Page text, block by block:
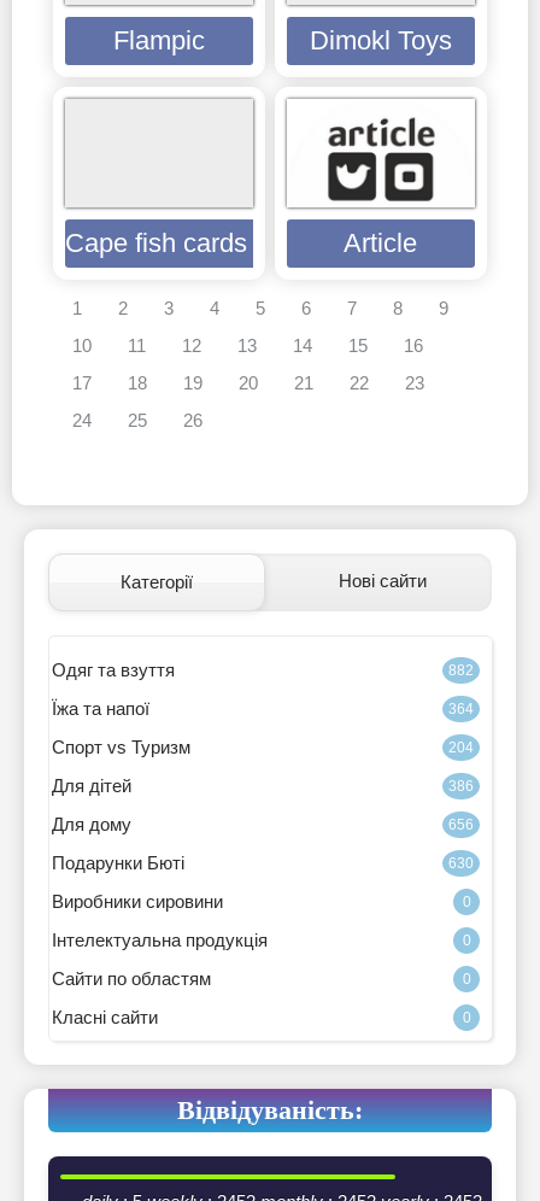
Flampic Dimokl Toys
Cape fish cards & souvenirs
Article
1 2 3 4 5 6 7 8
9
10
11 12 13 14 15
16
17
18 19 20 21 22
23
24
25 26
Категорії Нові сайти
Одяг та взуття 882
Їжа та напої 364
Спорт vs Туризм 204
Для дітей 386
Для дому 656
Подарунки Бюті 630
Виробники сировини 0
Інтелектуальна продукція 0
Сайти по областям 0
Класні сайти 0
Відвідуваність: